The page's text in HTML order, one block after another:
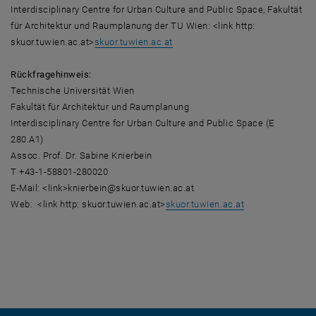
Interdisciplinary Centre for Urban Culture and Public Space, Fakultät
für Architektur und Raumplanung der TU Wien: <link http:
skuor.tuwien.ac.at>skuor.tuwien.ac.at
Rückfragehinweis:
Technische Universität Wien
Fakultät für Architektur und Raumplanung
Interdisciplinary Centre for Urban Culture and Public Space (E
280.A1)
Assoc. Prof. Dr. Sabine Knierbein
T +43-1-58801-280020
E-Mail: <link>knierbein@skuor.tuwien.ac.at
Web: <link http: skuor.tuwien.ac.at>skuor.tuwien.ac.at